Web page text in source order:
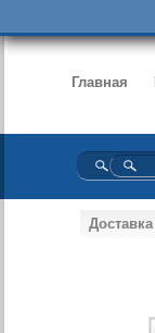
Главная
Доставка